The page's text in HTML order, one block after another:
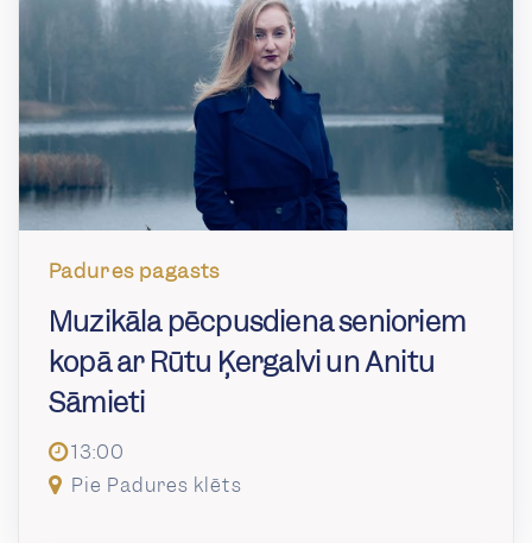
Padures pagasts
Muzikāla pēcpusdiena senioriem
kopā ar Rūtu Ķergalvi un Anitu
Sāmieti
13:00
Pie Padures klēts